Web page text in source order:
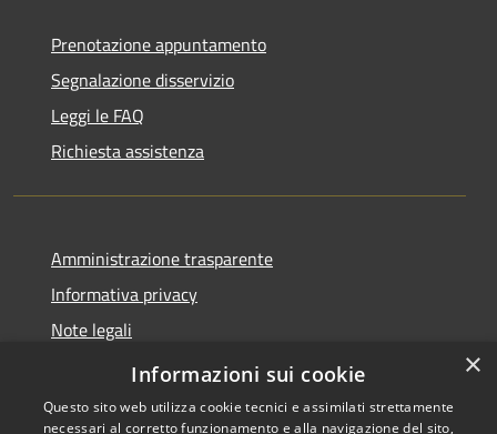
Prenotazione appuntamento
Segnalazione disservizio
Leggi le FAQ
Richiesta assistenza
Amministrazione trasparente
Informativa privacy
Note legali
Dichiarazione di accessibilità
×
Informazioni sui cookie
Questo sito web utilizza cookie tecnici e assimilati strettamente
necessari al corretto funzionamento e alla navigazione del sito,